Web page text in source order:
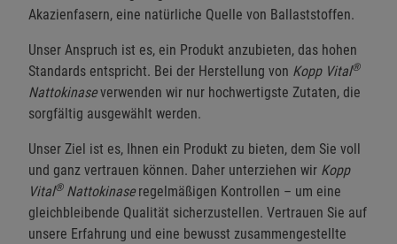
Akazienfasern, eine natürliche Quelle von Ballaststoffen.
Unser Anspruch ist es, ein Produkt anzubieten, das hohen
Standards entspricht. Bei der Herstellung von Kopp Vital®
Nattokinaseverwenden wir nur hochwertigste Zutaten, die
sorgfältig ausgewählt werden.
Unser Ziel ist es, Ihnen ein Produkt zu bieten, dem Sie voll
und ganz vertrauen können. Daher unterziehen wir Kopp
Vital®Nattokinaseregelmäßigen Kontrollen – um eine
gleichbleibende Qualität sicherzustellen. Vertrauen Sie auf
unsere Erfahrung und eine bewusst zusammengestellte